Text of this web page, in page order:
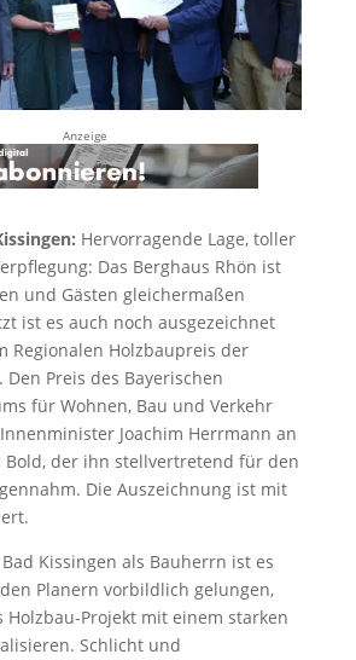
Anzeige
Hervorragende Lage, toller
Das Berghaus Rhön ist
und Gästen gleichermaßen
ist es auch noch ausgezeichnet
Regionalen Holzbaupreis der
Preis des Bayerischen
für Wohnen, Bau und Verkehr
Joachim Herrmann an
Bold, der ihn stellvertretend für den
Die Auszeichnung ist mit
Kissingen als Bauherrn ist es
Planern vorbildlich gelungen,
Holzbau-Projekt mit einem starken
Schlicht und